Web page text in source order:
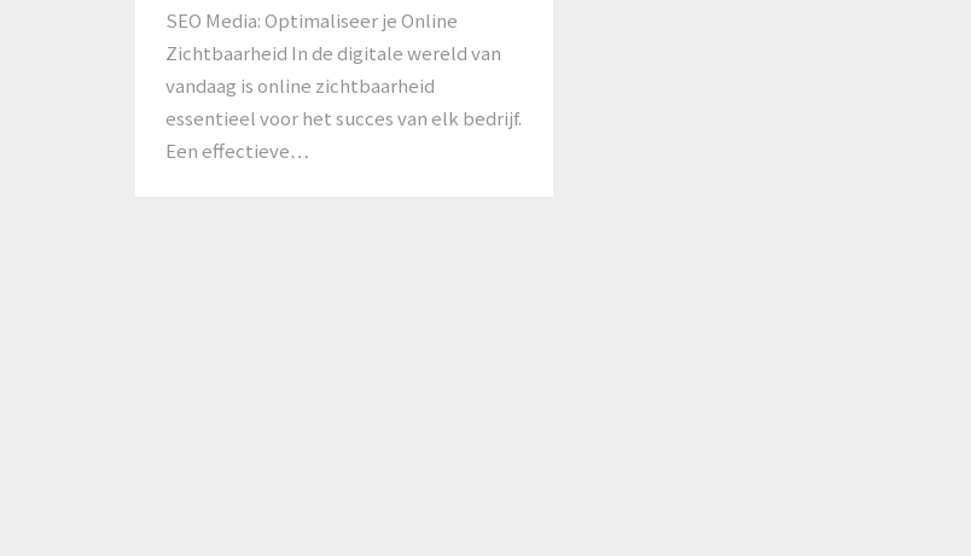
SEO Media: Optimaliseer je Online
Zichtbaarheid In de digitale wereld van
vandaag is online zichtbaarheid
essentieel voor het succes van elk bedrijf.
Een effectieve…